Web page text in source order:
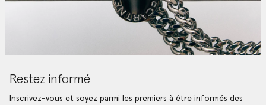
Restez informé
Inscrivez-vous et soyez parmi les premiers à être informés des